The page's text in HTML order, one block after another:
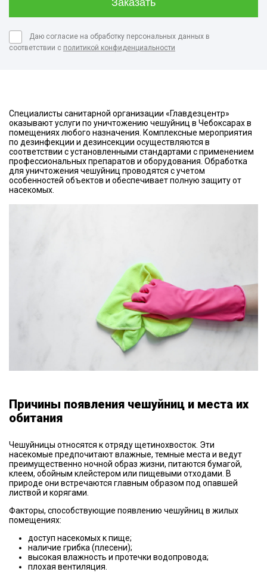
Даю согласие на обработку персональных данных в
соответствии с политикой конфиденциальности
Специалисты санитарной организации «Главдезцентр»
оказывают услуги по уничтожению чешуйниц в Чебоксарах в
помещениях любого назначения. Комплексные мероприятия
по дезинфекции и дезинсекции осуществляются в
соответствии с установленными стандартами с применением
профессиональных препаратов и оборудования. Обработка
для уничтожения чешуйниц проводятся с учетом
особенностей объектов и обеспечивает полную защиту от
насекомых.
Причины появления чешуйниц и места их
обитания
Чешуйницы относятся к отряду щетинохвосток. Эти
насекомые предпочитают влажные, темные места и ведут
преимущественно ночной образ жизни, питаются бумагой,
клеем, обойным клейстером или пищевыми отходами. В
природе они встречаются главным образом под опавшей
листвой и корягами.
Факторы, способствующие появлению чешуйниц в жилых
помещениях:
доступ насекомых к пище;
наличие грибка (плесени);
высокая влажность и протечки водопровода;
плохая вентиляция.